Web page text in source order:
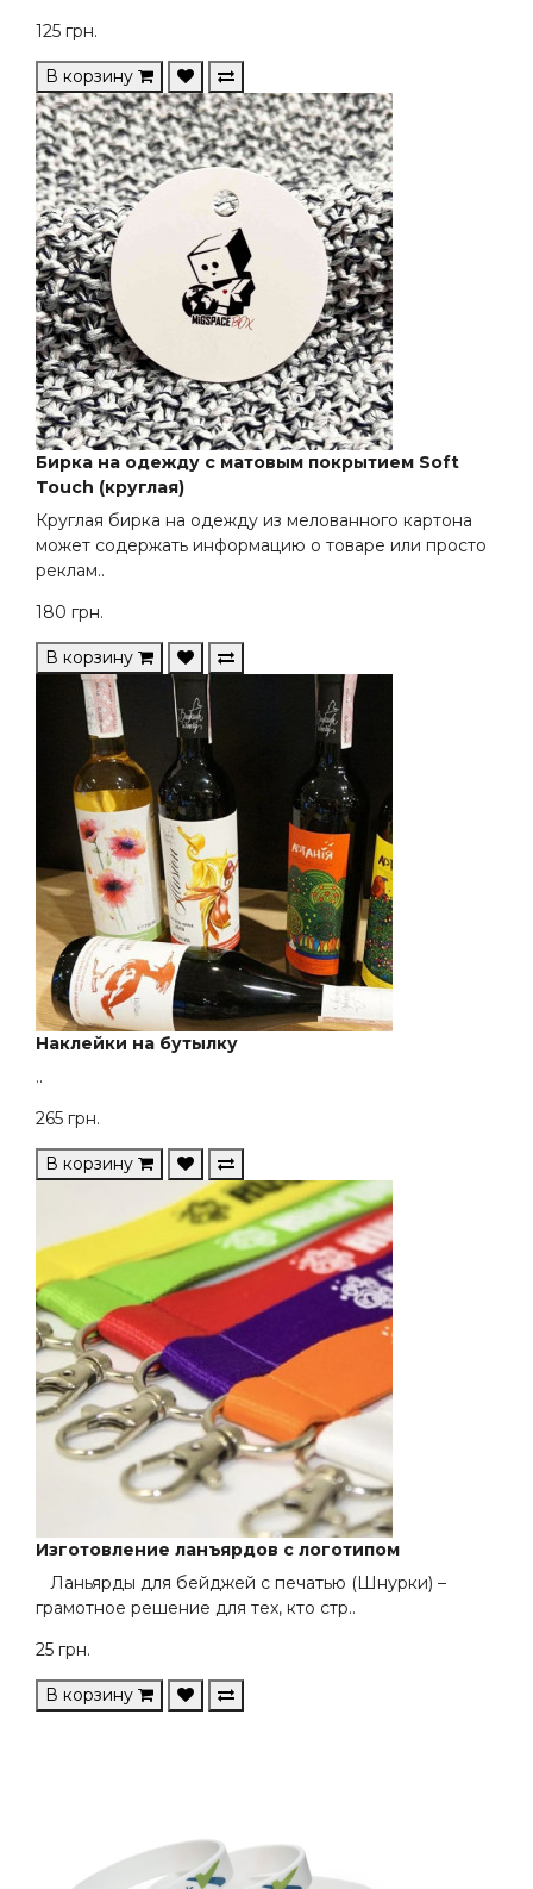
125 грн.
В корзину
Бирка на одежду с матовым покрытием Soft
Touch (круглая)
Круглая бирка на одежду из мелованного картона
может содержать информацию о товаре или просто
реклам..
180 грн.
В корзину
Наклейки на бутылку
..
265 грн.
В корзину
Изготовление ланъярдов с логотипом
Ланьярды для бейджей с печатью (Шнурки) –
грамотное решение для тех, кто стр..
25 грн.
В корзину